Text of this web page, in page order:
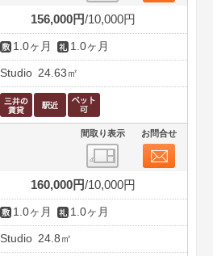
156,000円 10,000円
1.0ヶ月 1.0ヶ月
Studio 24.63㎡
間取り表示 お問合せ
160,000円 10,000円
1.0ヶ月 1.0ヶ月
Studio 24.8㎡